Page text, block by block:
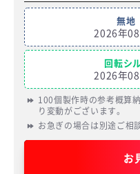
無地
2026年
回転シ
2026年
100個製作時の参考概算
り変動がございます。
お急ぎの場合は別途ご相
お